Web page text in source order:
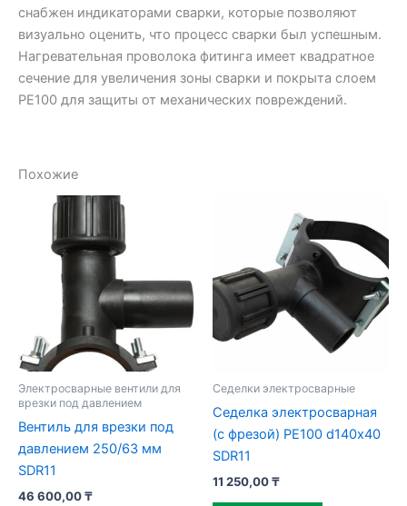
снабжен индикаторами сварки, которые позволяют
визуально оценить, что процесс сварки был успешным.
Нагревательная проволока фитинга имеет квадратное
сечение для увеличения зоны сварки и покрыта слоем
PE100 для защиты от механических повреждений.
Похожие
Электросварные вентили для
врезки под давлением
Вентиль для врезки под
давлением 250/63 мм
SDR11
46 600,00₸
Седелки электросварные
Седелка электросварная
(с фрезой) PE100 d140х40
SDR11
11 250,00₸